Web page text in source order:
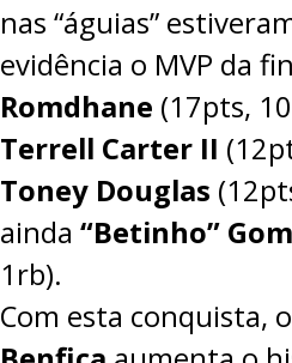
nas “águias”
evidência o MVP da
Romdhane (17pts,
Terrell Carter II
Toney Douglas
ainda “Betinho”
1rb).
Com esta conquista, o